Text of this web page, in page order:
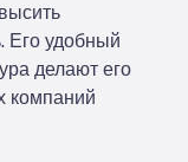
Его удобный
делают его
компаний